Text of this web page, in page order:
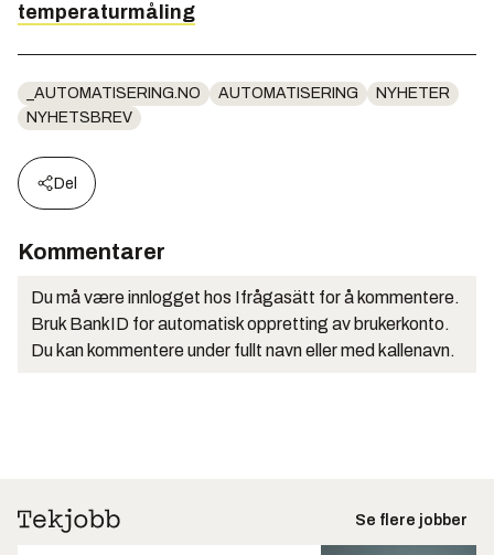
temperaturmåling
_AUTOMATISERING.NO AUTOMATISERING
NYHETER
NYHETSBREV
Del
Kommentarer
Du må være innlogget hos Ifrågasätt for å kommentere.
Bruk BankID for automatisk oppretting av brukerkonto.
Du kan kommentere under fullt navn eller med kallenavn.
Se flere jobber